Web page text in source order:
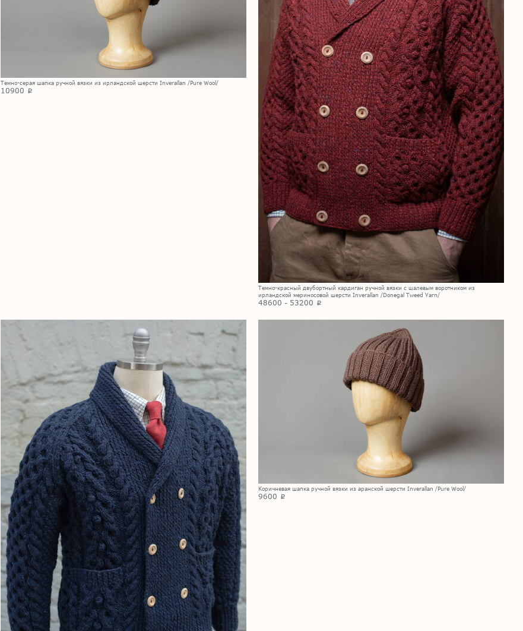
Темно-серая шапка ручной вязки из ирландской шерсти Inverallan /Pure Wool/
10900 p
Темно-красный двубортный кардиган ручной вязки с шалевым воротником из
ирландской мериносовой шерсти Inverallan /Donegal Tweed Yarn/
48600 - 53200 p
Коричневая шапка ручной вязки из аранской шерсти Inverallan /Pure Wool/
9600 p